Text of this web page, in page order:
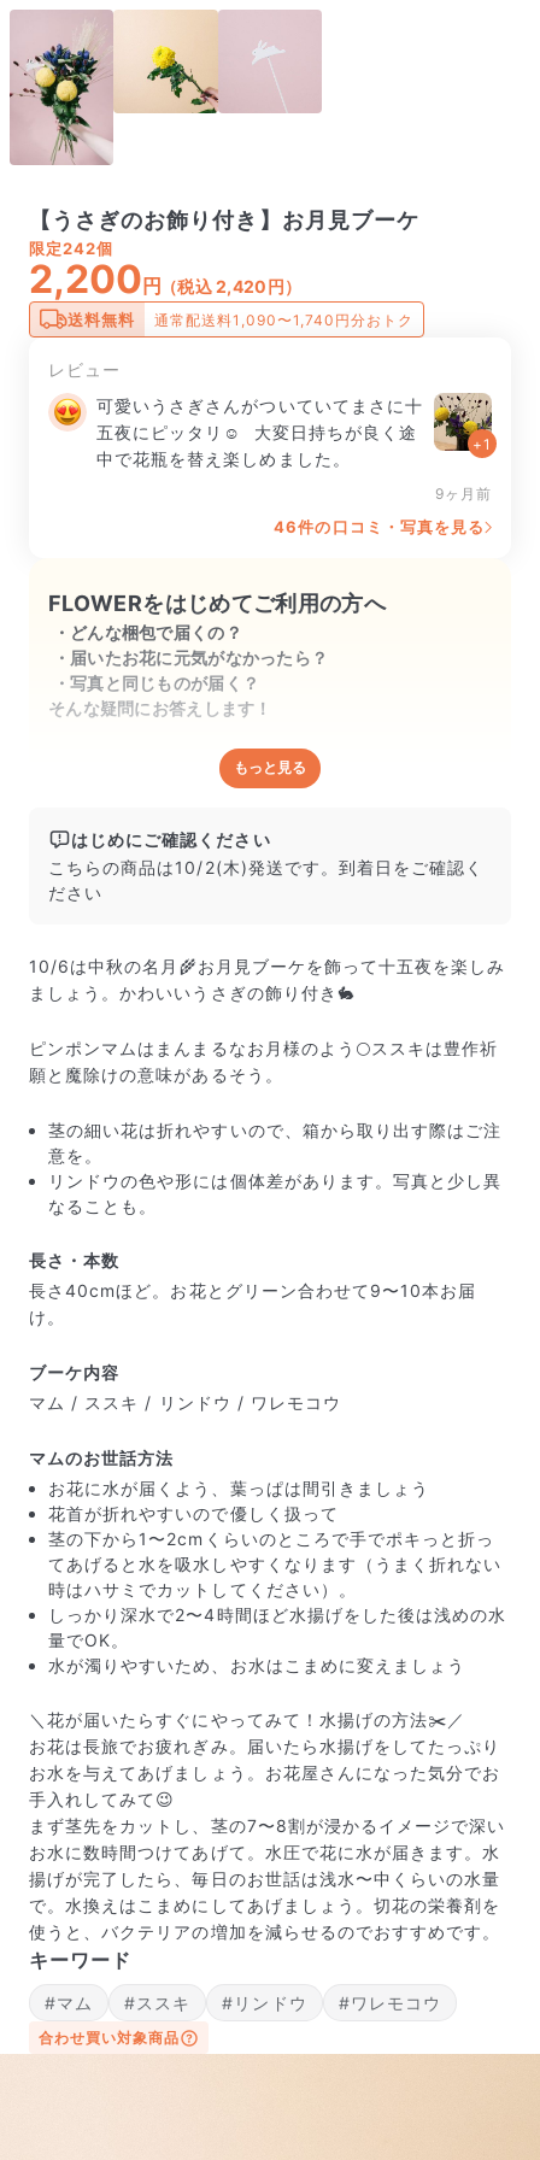
【うさぎのお飾り付き】お月見ブーケ
限定242個
2,200 円 （税込 2,420円）
送料無料 通常配送料1,090〜1,740円分おトク
レビュー
可愛いうさぎさんがついていてまさに十
五夜にピッタリ☺️  大変日持ちが良く途
中で花瓶を替え楽しめました。
+1
9ヶ月前
46件の口コミ・写真を見る
FLOWERをはじめてご利用の方へ
どんな梱包で届くの？
届いたお花に元気がなかったら？
写真と同じものが届く？
そんな疑問にお答えします！
どんな梱包で届くの？
し、専用ボックスに丁寧に梱包してお届けしています。
きゅっとまとめられて一見窮屈そうに見えますが、輸送
中の衝撃による折れや擦れを軽減する効果があります。
届いたお花に元気がなかったら？
もし届いたお花に「枯れている」「折れている」などの
不備があった場合は、些細なことでもお気軽にサポート
までご連絡ください。ご返金にて補償いたします。
写真と同じものが届く？
商品ページに掲載している写真は、実際にお届けする商
品を撮影したものです。お花は生き物なので、どうして
も色味やサイズ・咲き方に個体差はありますが、できる
だけ写真のイメージに近いものをお届けできるように人
の目でチェックをしています。
もっと見る
はじめにご確認ください
こちらの商品は10/2(木)発送です。到着日をご確認く
ださい
10/6は中秋の名月🌾お月見ブーケを飾って十五夜を楽しみ
ましょう。かわいいうさぎの飾り付き🐇
ピンポンマムはまんまるなお月様のよう🌕ススキは豊作祈
願と魔除けの意味があるそう。
茎の細い花は折れやすいので、箱から取り出す際はご注
意を。
リンドウの色や形には個体差があります。写真と少し異
なることも。
長さ・本数
長さ40cmほど。お花とグリーン合わせて9〜10本お届
け。
ブーケ内容
マム / ススキ / リンドウ / ワレモコウ
マムのお世話方法
お花に水が届くよう、葉っぱは間引きましょう
花首が折れやすいので優しく扱って
茎の下から1〜2cmくらいのところで手でポキっと折っ
てあげると水を吸水しやすくなります（うまく折れない
時はハサミでカットしてください）。
しっかり深水で2〜4時間ほど水揚げをした後は浅めの水
量でOK。
水が濁りやすいため、お水はこまめに変えましょう
＼花が届いたらすぐにやってみて！水揚げの方法✂️／
お花は長旅でお疲れぎみ。届いたら水揚げをしてたっぷり
お水を与えてあげましょう。お花屋さんになった気分でお
手入れしてみて😉
まず茎先をカットし、茎の7〜8割が浸かるイメージで深い
お水に数時間つけてあげて。水圧で花に水が届きます。水
揚げが完了したら、毎日のお世話は浅水〜中くらいの水量
で。水換えはこまめにしてあげましょう。切花の栄養剤を
使うと、バクテリアの増加を減らせるのでおすすめです。
キーワード
#マム #ススキ #リンドウ #ワレモコウ
合わせ買い対象商品